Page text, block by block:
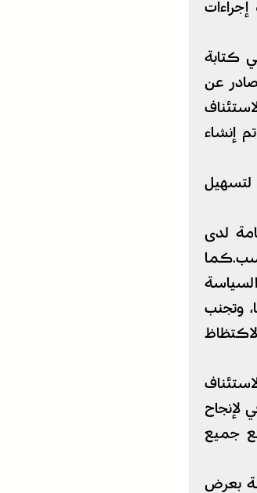
كتابة
عن
إنشاء
لتسهيل
لدى
السياسة
وتجنب
لإنجاح
مع جميع
بعرض